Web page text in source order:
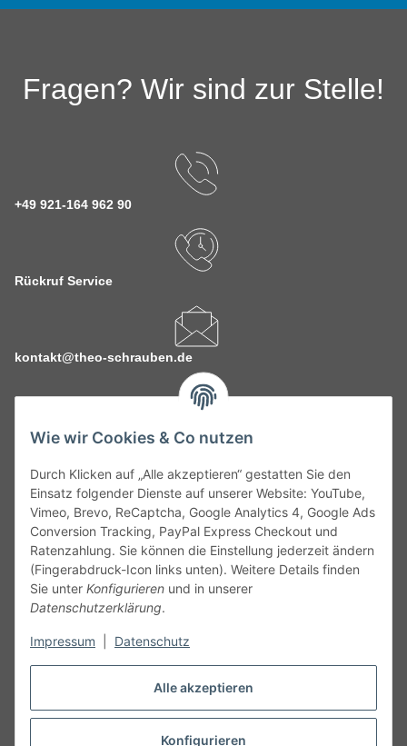
Alle akzeptieren
Konfigurieren
Wie wir Cookies & Co nutzen
Durch Klicken auf „Alle akzeptieren“ gestatten Sie den
Einsatz folgender Dienste auf unserer Website: YouTube,
Vimeo, Brevo, ReCaptcha, Google Analytics 4, Google Ads
Conversion Tracking, PayPal Express Checkout und
Ratenzahlung. Sie können die Einstellung jederzeit ändern
(Fingerabdruck-Icon links unten). Weitere Details finden
Sie unter Konfigurieren und in unserer
Datenschutzerklärung.
Impressum Datenschutz
Fragen? Wir sind zur Stelle!
+49 921-164 962 90
Rückruf Service
kontakt@theo-schrauben.de
Service
Gesetzliche Informationen
Alle technischen Angaben ohne Gewähr. Irrtümer und fehlerhafte
Angaben vorbehalten. Wenn Sie Datenblätter oder spezielle
unseren Kundenservice. Abbildungen der Artikel können
Vertrag widerrufen